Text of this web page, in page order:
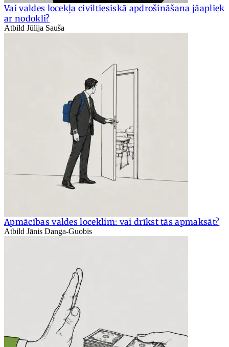
Vai valdes locekļa civiltiesiskā apdrošināšana jāapliek
ar nodokli?
Atbild Jūlija Sauša
Apmācības valdes loceklim: vai drīkst tās apmaksāt?
Atbild Jānis Danga-Guobis